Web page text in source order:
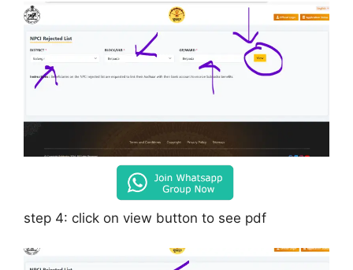
step 4: click on view button to see pdf